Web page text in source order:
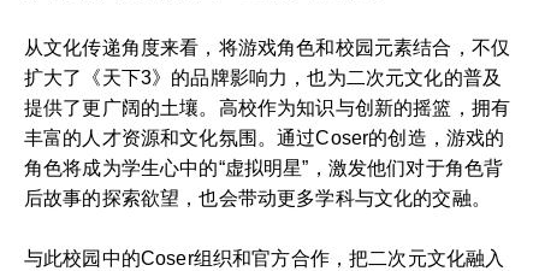
从文化传递角度来看，将游戏角色和校园元素结合，不仅
扩大了《天下3》的品牌影响力，也为二次元文化的普及
提供了更广阔的土壤。高校作为知识与创新的摇篮，拥有
丰富的人才资源和文化氛围。通过Coser的创造，游戏的
角色将成为学生心中的“虚拟明星”，激发他们对于角色背
后故事的探索欲望，也会带动更多学科与文化的交融。
与此校园中的Coser组织和官方合作，把二次元文化融入